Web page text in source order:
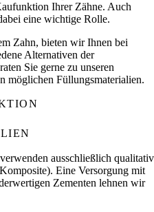
Ihrer Zähne. Auch
eine wichtige Rolle.
Zahn, bieten wir Ihnen bei
Alternativen der
Sie gerne zu unseren
möglichen Füllungsmaterialien.
ausschließlich qualitativ
Eine Versorgung mit
Zementen lehnen wir